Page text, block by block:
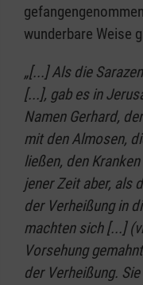
wunderbare Weise
„[...] Als die
[...], gab es in
Namen Gerhard,
mit den Almosen,
ließen, den
jener Zeit aber, als
der Verheißung in
machten sich [...]
Vorsehung
der Verheißung.